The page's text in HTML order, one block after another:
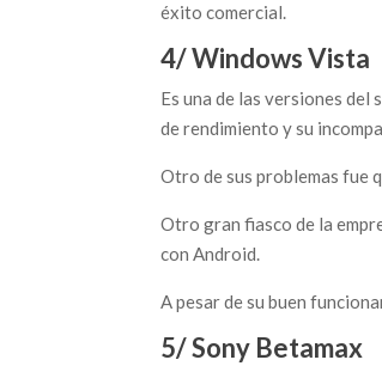
éxito comercial.
4/ Windows Vista
Es una de las versiones
de rendimiento y su
Otro de sus problemas fue
Otro gran fiasco de la
con Android.
A pesar de su buen
5/ Sony Betamax